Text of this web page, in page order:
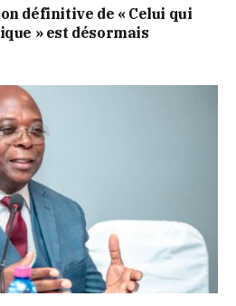
définitive de « Celui qui
» est désormais